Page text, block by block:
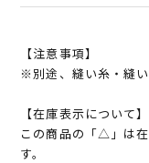
【注意事項】
※別途、縫い糸・縫い
【在庫表示について】
この商品の「△」は
す。